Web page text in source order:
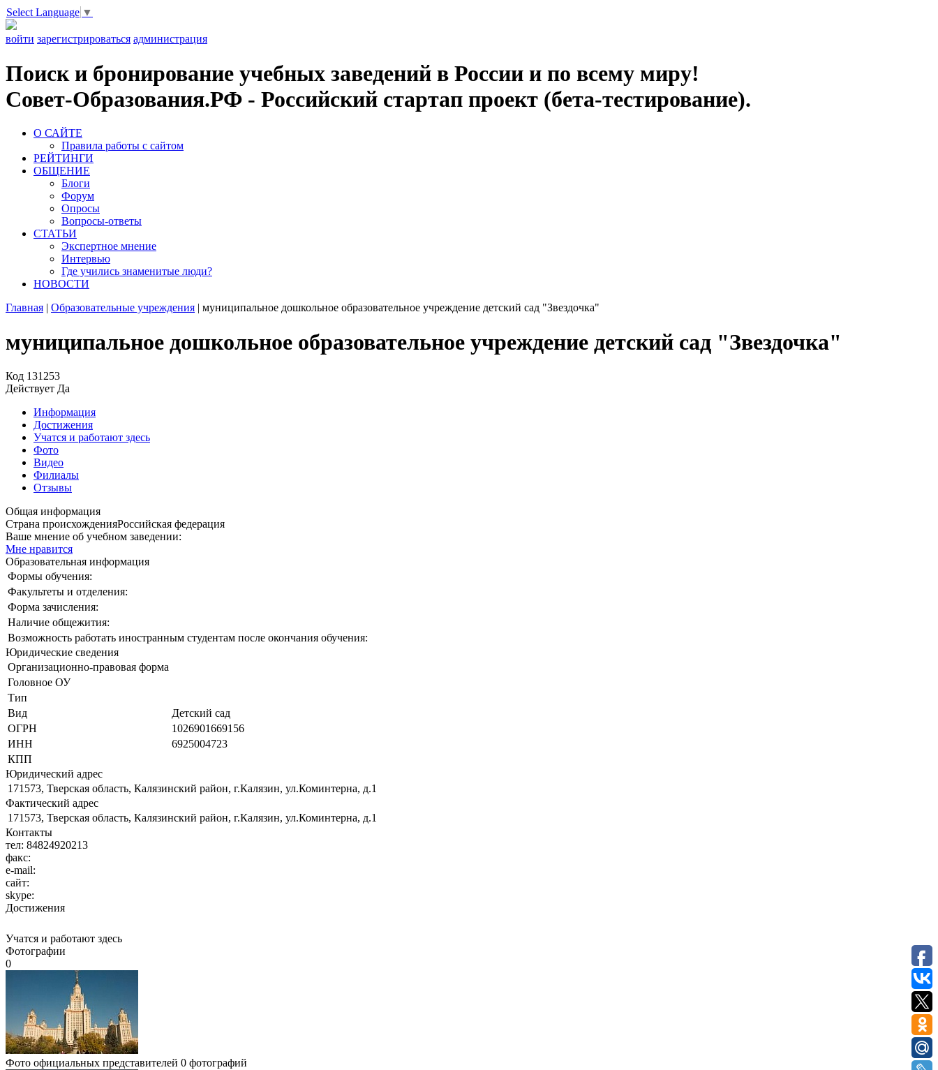
Select Language ▼
войти зарегистрироваться администрация
Поиск и бронирование учебных заведений в России и по всему миру!
Совет-Образования.РФ - Российский стартап проект (бета-тестирование).
О САЙТЕ
Правила работы с сайтом
РЕЙТИНГИ
ОБЩЕНИЕ
Блоги
Форум
Опросы
Вопросы-ответы
СТАТЬИ
Экспертное мнение
Интервью
Где учились знаменитые люди?
НОВОСТИ
Главная | Образовательные учреждения | муниципальное дошкольное образовательное учреждение детский сад "Звездочка"
муниципальное дошкольное образовательное учреждение детский сад "Звездочка"
Код 131253
Действует Да
Информация
Достижения
Учатся и работают здесь
Фото
Видео
Филиалы
Отзывы
Общая информация
Страна происхожденияРоссийская федерация
Ваше мнение об учебном заведении:
Мне нравится
Образовательная информация
Формы обучения:
Факультеты и отделения:
Форма зачисления:
Наличие общежития:
Возможность работать иностранным студентам после окончания обучения:
Юридические сведения
Организационно-правовая форма
Головное ОУ
Тип
Вид
Детский сад
ОГРН
1026901669156
ИНН
6925004723
КПП
Юридический адрес
171573, Тверская область, Калязинский район, г.Калязин, ул.Коминтерна, д.1
Фактический адрес
171573, Тверская область, Калязинский район, г.Калязин, ул.Коминтерна, д.1
Контакты
тел: 84824920213
факс:
e-mail:
сайт:
skype:
Достижения
Учатся и работают здесь
Фотографии
0
Фото официальных представителей 0 фотографий